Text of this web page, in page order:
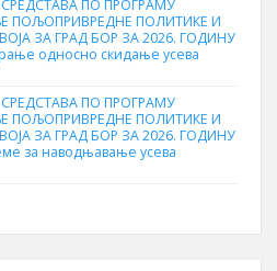
ПО ПРОГРАМУ
ПОЉОПРИВРЕДНЕ ПОЛИТИКЕ И
ЗА ГРАД БОР ЗА 2026. ГОДИНУ
односно скидање усева
ПО ПРОГРАМУ
ПОЉОПРИВРЕДНЕ ПОЛИТИКЕ И
ЗА ГРАД БОР ЗА 2026. ГОДИНУ
за наводњавање усева